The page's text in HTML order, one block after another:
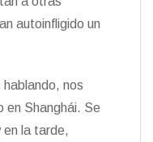
autoinfligido un
nos
en Shanghái. Se
la tarde,